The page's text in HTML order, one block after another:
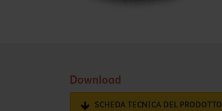
Download
SCHEDA TECNICA DEL PRODOTTO